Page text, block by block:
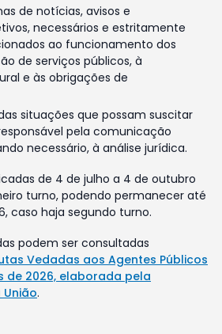
de notícias, avisos e
necessários e estritamente
ao funcionamento dos
de serviços públicos, à
e às obrigações de
situações que possam suscitar
pela comunicação
necessário, à análise jurídica.
de 4 de julho a 4 de outubro
turno, podendo permanecer até
caso haja segundo turno.
podem ser consultadas
Vedadas aos Agentes Públicos
de 2026, elaborada pela
.